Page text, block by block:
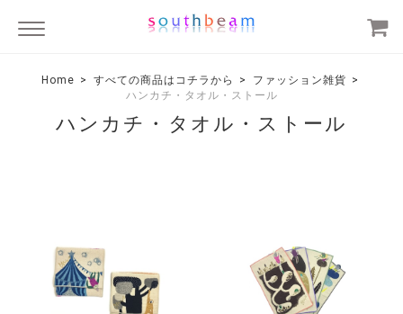
Home すべての商品はコチラから
ファッション雑貨
ハンカチ・タオル・ストール
ハンカチ・タオル・ストール